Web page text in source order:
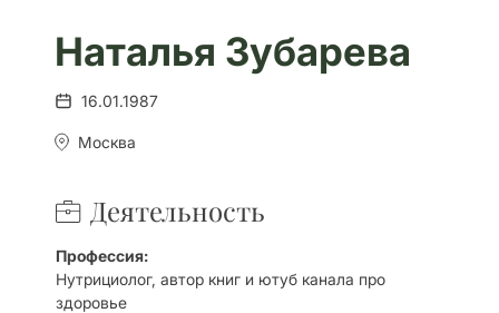
Наталья Зубарева
16.01.1987
Москва
Деятельность
Профессия:
Нутрициолог, автор книг и ютуб канала про
здоровье